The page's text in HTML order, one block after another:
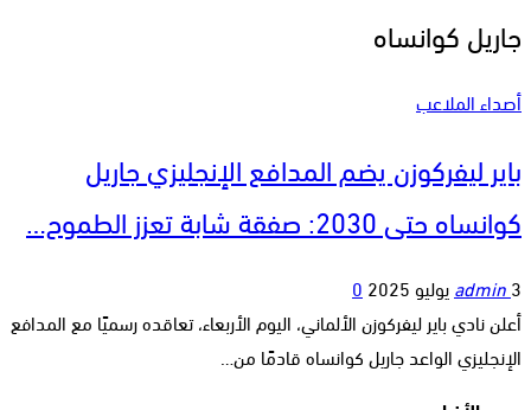
جاريل كوانساه
أصداء الملاعب
باير ليفركوزن يضم المدافع الإنجليزي جاريل
كوانساه حتى 2030: صفقة شابة تعزز الطموح…
admin3 يوليو 2025
0
أعلن نادي باير ليفركوزن الألماني، اليوم الأربعاء، تعاقده رسميًا مع المدافع
الإنجليزي الواعد جاريل كوانساه قادمًا من…